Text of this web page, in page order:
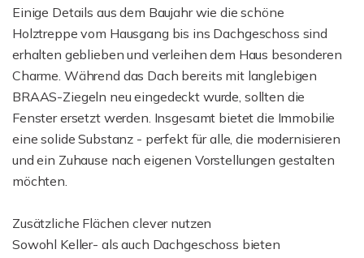
Einige Details aus dem Baujahr wie die schöne
Holztreppe vom Hausgang bis ins Dachgeschoss sind
erhalten geblieben und verleihen dem Haus besonderen
Charme. Während das Dach bereits mit langlebigen
BRAAS-Ziegeln neu eingedeckt wurde, sollten die
Fenster ersetzt werden. Insgesamt bietet die Immobilie
eine solide Substanz - perfekt für alle, die modernisieren
und ein Zuhause nach eigenen Vorstellungen gestalten
möchten.
Zusätzliche Flächen clever nutzen
Sowohl Keller- als auch Dachgeschoss bieten